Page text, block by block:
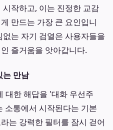
작하고, 이는 진정한 교감
만드는 가장 큰 요인입니
는 자기 검열은 사용자들을
즐거움을 앗아갑니다.
는 만남
대한 해답을 '대화 우선주
소통에서 시작된다는 기본
는 강력한 필터를 잠시 걷어